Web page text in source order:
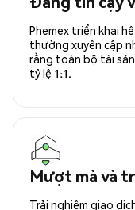
Phemex triển khai
thường xuyên cập
rằng toàn bộ tài
tỷ lệ 1:1.
Mượt mà và
Trải nghiệm giao